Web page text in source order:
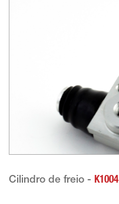
Cilindro de freio - K1004